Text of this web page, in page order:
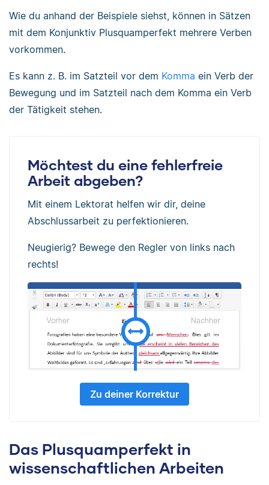
Wie du anhand der Beispiele siehst, können in Sätzen
mit dem Konjunktiv Plusquamperfekt mehrere Verben
vorkommen.
Es kann z. B. im Satzteil vor dem Komma ein Verb der
Bewegung und im Satzteil nach dem Komma ein Verb
der Tätigkeit stehen.
Möchtest du eine fehlerfreie
Arbeit abgeben?
Mit einem Lektorat helfen wir dir, deine
Abschlussarbeit zu perfektionieren.
Neugierig? Bewege den Regler von links nach
rechts!
Zu deiner Korrektur
Das Plusquamperfekt in
wissenschaftlichen Arbeiten